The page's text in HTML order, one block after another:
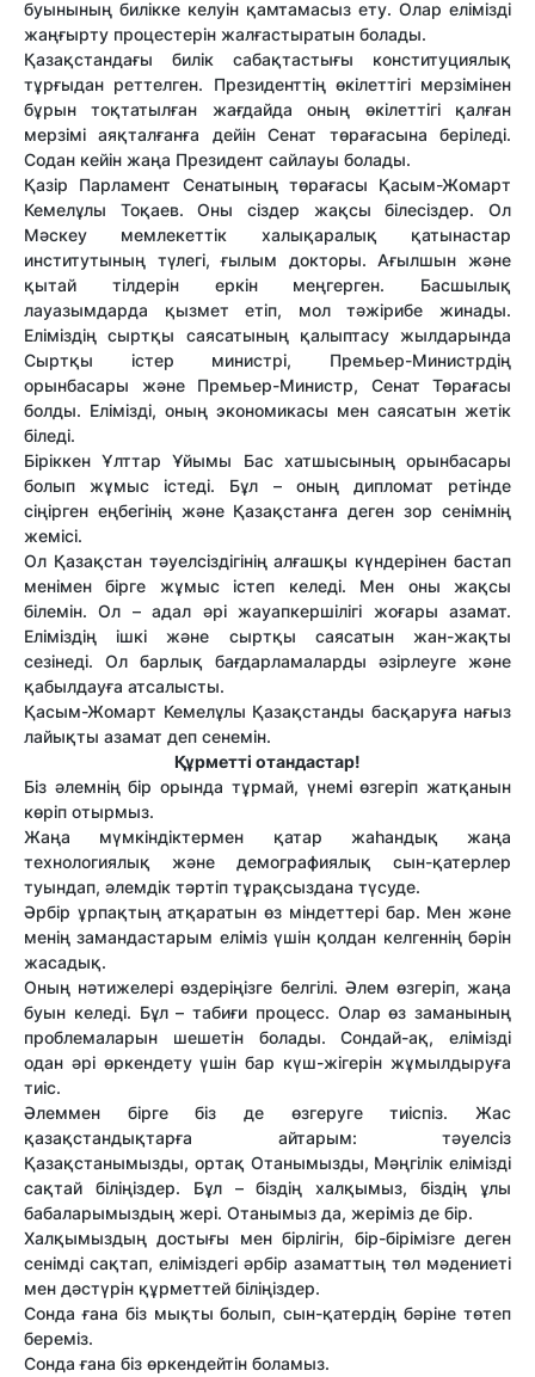
буынының билікке келуін қамтамасыз ету. Олар елімізді
жаңғырту процестерін жалғастыратын болады.
Қазақстандағы билік сабақтастығы конституциялық
тұрғыдан реттелген. Президенттің өкілеттігі мерзімінен
бұрын тоқтатылған жағдайда оның өкілеттігі қалған
мерзімі аяқталғанға дейін Сенат төрағасына беріледі.
Содан кейін жаңа Президент сайлауы болады.
Қазір Парламент Сенатының төрағасы Қасым-Жомарт
Кемелұлы Тоқаев. Оны сіздер жақсы білесіздер. Ол
Мәскеу мемлекеттік халықаралық қатынастар
институтының түлегі, ғылым докторы. Ағылшын және
қытай тілдерін еркін меңгерген. Басшылық
лауазымдарда қызмет етіп, мол тәжірибе жинады.
Еліміздің сыртқы саясатының қалыптасу жылдарында
Сыртқы істер министрі, Премьер-Министрдің
орынбасары және Премьер-Министр, Сенат Төрағасы
болды. Елімізді, оның экономикасы мен саясатын жетік
біледі.
Біріккен Ұлттар Ұйымы Бас хатшысының орынбасары
болып жұмыс істеді. Бұл – оның дипломат ретінде
сіңірген еңбегінің және Қазақстанға деген зор сенімнің
жемісі.
Ол Қазақстан тәуелсіздігінің алғашқы күндерінен бастап
менімен бірге жұмыс істеп келеді. Мен оны жақсы
білемін. Ол – адал әрі жауапкершілігі жоғары азамат.
Еліміздің ішкі және сыртқы саясатын жан-жақты
сезінеді. Ол барлық бағдарламаларды әзірлеуге және
қабылдауға атсалысты.
Қасым-Жомарт Кемелұлы Қазақстанды басқаруға нағыз
лайықты азамат деп сенемін.
Құрметті отандастар!
Біз әлемнің бір орында тұрмай, үнемі өзгеріп жатқанын
көріп отырмыз.
Жаңа мүмкіндіктермен қатар жаһандық жаңа
технологиялық және демографиялық сын-қатерлер
туындап, әлемдік тәртіп тұрақсыздана түсуде.
Әрбір ұрпақтың атқаратын өз міндеттері бар. Мен және
менің замандастарым еліміз үшін қолдан келгеннің бәрін
жасадық.
Оның нәтижелері өздеріңізге белгілі. Әлем өзгеріп, жаңа
буын келеді. Бұл – табиғи процесс. Олар өз заманының
проблемаларын шешетін болады. Сондай-ақ, елімізді
одан әрі өркендету үшін бар күш-жігерін жұмылдыруға
тиіс.
Әлеммен бірге біз де өзгеруге тиіспіз. Жас
қазақстандықтарға айтарым: тәуелсіз
Қазақстанымызды, ортақ Отанымызды, Мәңгілік елімізді
сақтай біліңіздер. Бұл – біздің халқымыз, біздің ұлы
бабаларымыздың жері. Отанымыз да, жеріміз де бір.
Халқымыздың достығы мен бірлігін, бір-бірімізге деген
сенімді сақтап, еліміздегі әрбір азаматтың төл мәдениеті
мен дәстүрін құрметтей біліңіздер.
Сонда ғана біз мықты болып, сын-қатердің бәріне төтеп
береміз.
Сонда ғана біз өркендейтін боламыз.